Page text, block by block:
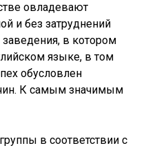
овладевают
и без затруднений
в котором
языке, в том
обусловлен
К самым значимым
в соответствии с